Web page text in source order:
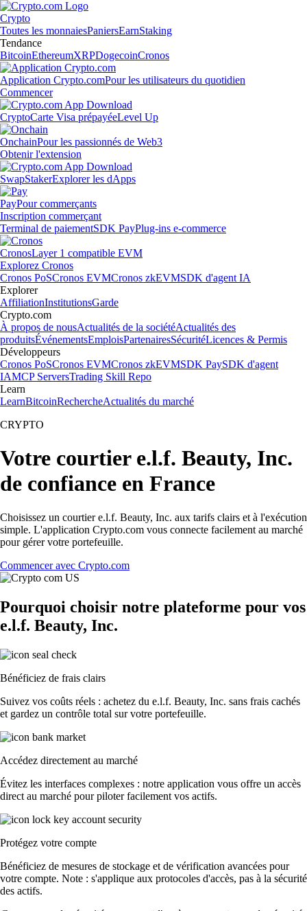
Crypto
Toutes les monnaiesPaniersEarnStaking
Tendance
BitcoinEthereumXRPDogecoinCronos
Application Crypto.comPour les utilisateurs du quotidien
Commencer
CryptoCarte Visa prépayéeLevel Up
OnchainPour les passionnés de Web3
Obtenir l'extension
SwapStakerExplorer les dApps
PayPour commerçants
Inscription commerçant
Terminal de paiementSDK PayPlug-ins e-commerce
CronosLayer 1 compatible EVM
Explorez Cronos
Cronos PoSCronos EVMCronos zkEVMSDK d'agent IA
Explorer
AffiliationInstitutionsGarde
Crypto.com
À propos de nousActualités de la sociétéActualités des
produitsÉvénementsEmploisPartenairesSécuritéLicences & Permis
Développeurs
Cronos PoSCronos EVMCronos zkEVMSDK PaySDK d'agent
IAMCP ServersTrading Skill Repo
Learn
LearnBitcoinRechercheActualités du marché
CRYPTO
Votre courtier e.l.f. Beauty, Inc.
de confiance en France
Choisissez un courtier e.l.f. Beauty, Inc. aux tarifs clairs et à l'exécution
simple. L'application Crypto.com vous connecte facilement au marché
pour gérer votre portefeuille.
Commencer avec Crypto.com
Pourquoi choisir notre plateforme pour vos
e.l.f. Beauty, Inc.
Bénéficiez de frais clairs
Suivez vos coûts réels : achetez du e.l.f. Beauty, Inc. sans frais cachés
et gardez un contrôle total sur votre portefeuille.
Accédez directement au marché
Évitez les interfaces complexes : notre application vous offre un accès
direct au marché pour piloter facilement vos actifs.
Protégez votre compte
Bénéficiez de mesures de stockage et de vérification avancées pour
votre compte. Note : s'applique aux protocoles d'accès, pas à la sécurité
des actifs.